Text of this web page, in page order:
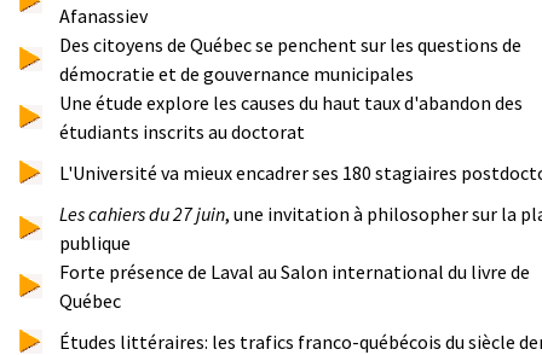
Afanassiev
Des citoyens de Québec se penchent sur les questions de
démocratie et de gouvernance municipales
Une étude explore les causes du haut taux d'abandon des
étudiants inscrits au doctorat
L'Université va mieux encadrer ses 180 stagiaires
Les cahiers du 27 juin, une invitation à philosopher sur la
publique
Forte présence de Laval au Salon international du livre de
Québec
Études littéraires: les trafics franco-québécois du siècle